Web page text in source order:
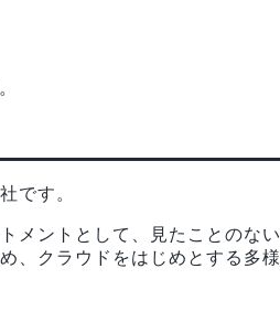
です。
メントとして、見たことのない
、クラウドをはじめとする多様